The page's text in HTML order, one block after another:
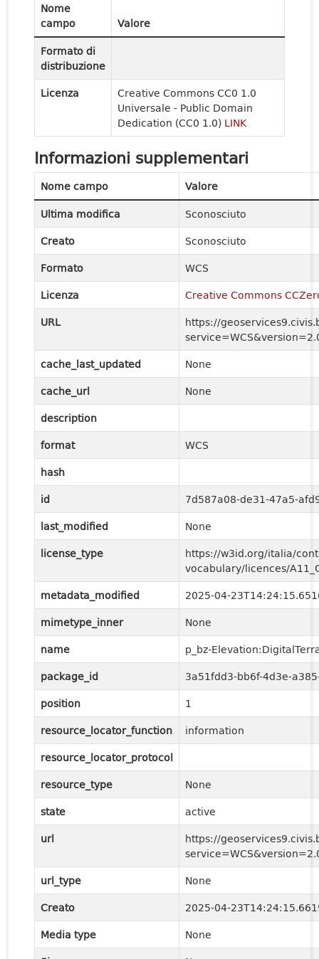
Nome
campo
Valore
Formato di
distribuzione
Licenza
Creative Commons CC0 1.0
Universale - Public Domain
Dedication (CC0 1.0) LINK
Informazioni supplementari
Nome campo
Valore
Ultima modifica
Sconosciuto
Creato
Sconosciuto
Formato
WCS
Licenza
Creative Commons
URL
https://
cache_last_updated
None
cache_url
None
description
format
WCS
hash
id
7d587a08-de31-47a5-
last_modified
None
license_type
https://w3id.org/italia/
vocabulary/licences/
metadata_modified
2025-04-
mimetype_inner
None
name
p_bz-
package_id
3a51fdd3-bb6f-4d3e-
position
1
resource_locator_function
information
resource_locator_protocol
resource_type
None
state
active
url
https://
url_type
None
Creato
2025-04-
Media type
None